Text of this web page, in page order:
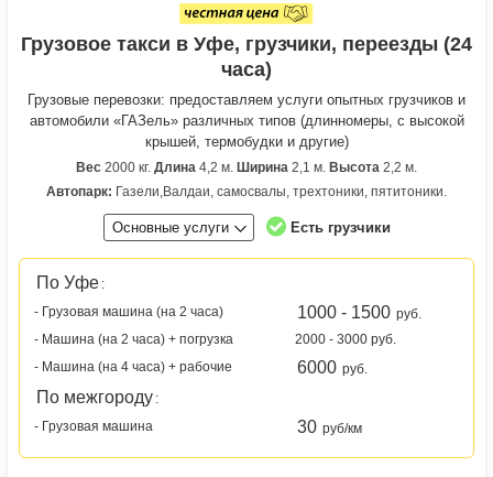
Грузовое такси в Уфе, грузчики, переезды (24
часа)
Грузовые перевозки: предоставляем услуги опытных грузчиков и
автомобили «ГАЗель» различных типов (длинномеры, с высокой
крышей, термобудки и другие)
Вес 2000 кг. Длина 4,2 м. Ширина 2,1 м. Высота 2,2 м.
Автопарк: Газели,Валдаи, самосвалы, трехтоники, пятитоники.
Основные услуги Есть грузчики
По Уфе :
- Грузовая машина (на 2 часа)
1000 - 1500 руб.
- Машина (на 2 часа) + погрузка
2000 - 3000 руб.
- Машина (на 4 часа) + рабочие
6000 руб.
По межгороду :
- Грузовая машина
30 руб/км